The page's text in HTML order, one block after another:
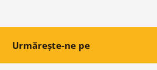
Urmărește-ne pe